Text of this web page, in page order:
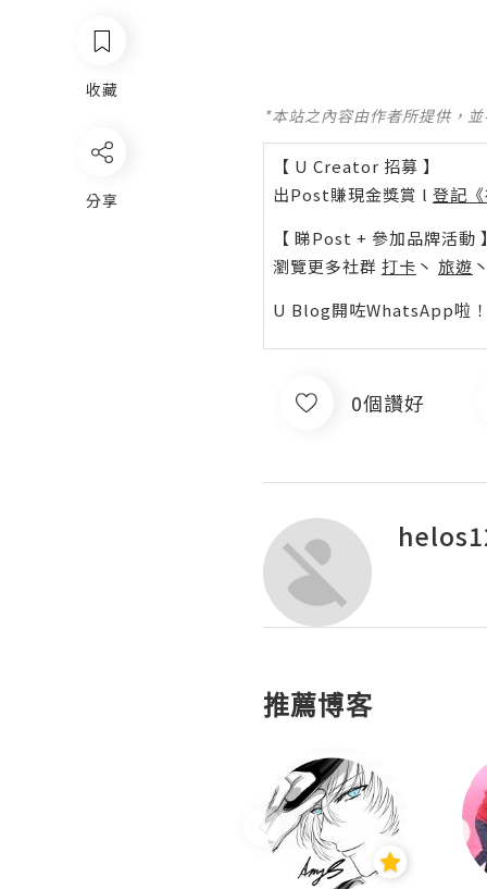
收藏
分享
*本站之內容由作者所提供，
【 U Creator 招募 】
出Post賺現金獎賞 l 登記
【 睇Post + 參加品牌活動
瀏覽更多社群 打卡 丶 旅遊
U Blog開咗WhatsApp啦
0個讚好
推薦博客